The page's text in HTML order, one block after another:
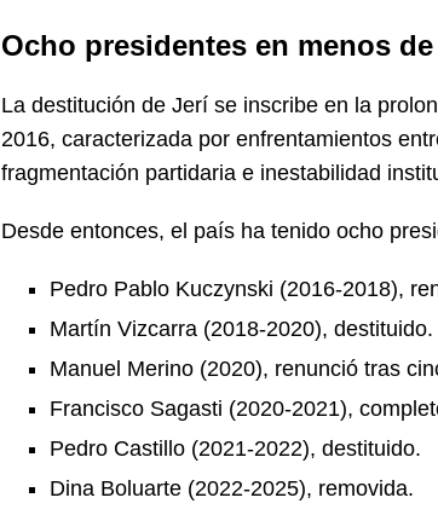
Ocho presidentes en menos
La destitución de Jerí se inscribe en la
2016, caracterizada por enfrentamientos
fragmentación partidaria e inestabilidad
Desde entonces, el país ha tenido ocho
Pedro Pablo Kuczynski (2016-2018),
Martín Vizcarra (2018-2020), destituido.
Manuel Merino (2020), renunció tras
Francisco Sagasti (2020-2021),
Pedro Castillo (2021-2022), destituido.
Dina Boluarte (2022-2025), removida.